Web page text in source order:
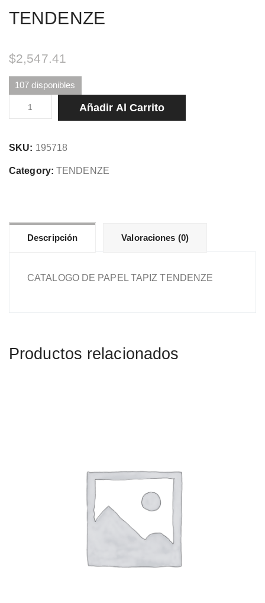
TENDENZE
$2,547.41
107 disponibles
CATALOGO
DE
TAPIZ
TENDENZE
Añadir Al Carrito
SKU: 195718
Category: TENDENZE
Descripción Valoraciones (0)
CATALOGO DE PAPEL TAPIZ TENDENZE
Productos relacionados